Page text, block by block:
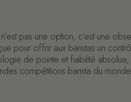
pas une option, c’est une
pour offrir aux baristas un
de pointe et fiabilité
compétitions barista du